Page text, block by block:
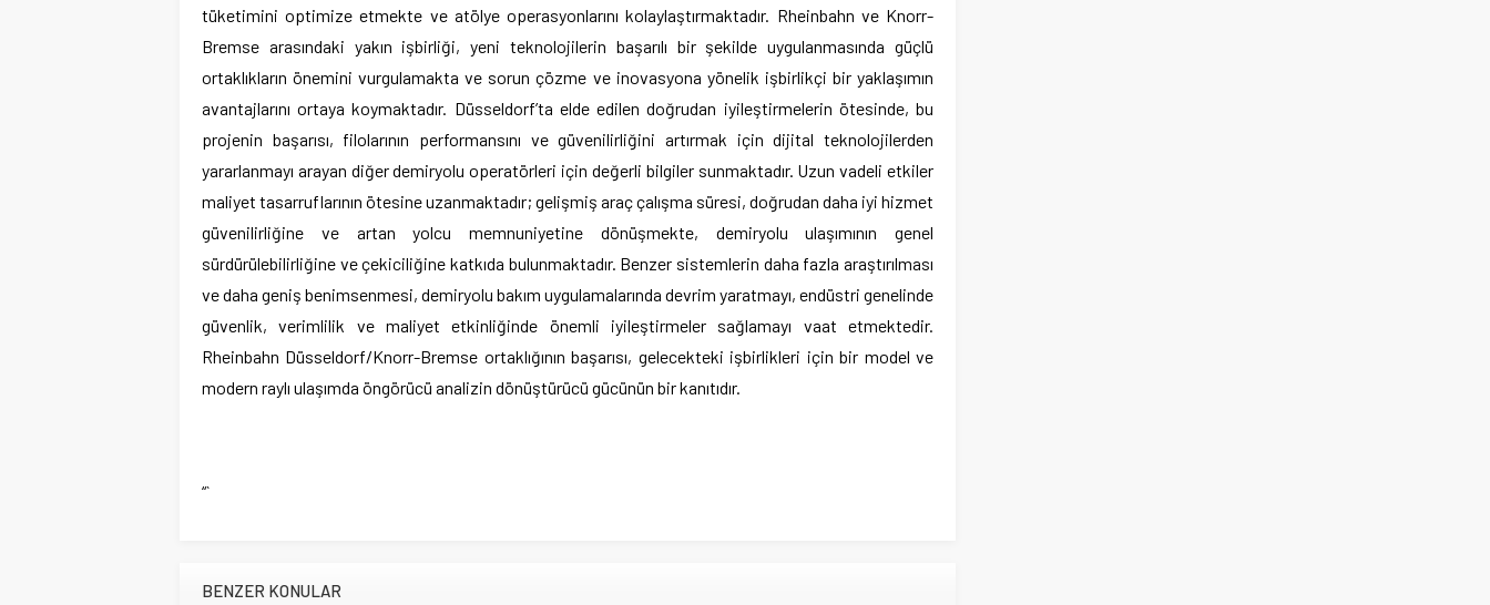
tüketimini optimize etmekte ve atölye operasyonlarını kolaylaştırmaktadır. Rheinbahn ve Knorr-
Bremse arasındaki yakın işbirliği, yeni teknolojilerin başarılı bir şekilde uygulanmasında güçlü
ortaklıkların önemini vurgulamakta ve sorun çözme ve inovasyona yönelik işbirlikçi bir yaklaşımın
avantajlarını ortaya koymaktadır. Düsseldorf’ta elde edilen doğrudan iyileştirmelerin ötesinde, bu
projenin başarısı, filolarının performansını ve güvenilirliğini artırmak için dijital teknolojilerden
yararlanmayı arayan diğer demiryolu operatörleri için değerli bilgiler sunmaktadır. Uzun vadeli etkiler
maliyet tasarruflarının ötesine uzanmaktadır; gelişmiş araç çalışma süresi, doğrudan daha iyi hizmet
güvenilirliğine ve artan yolcu memnuniyetine dönüşmekte, demiryolu ulaşımının genel
sürdürülebilirliğine ve çekiciliğine katkıda bulunmaktadır. Benzer sistemlerin daha fazla araştırılması
ve daha geniş benimsenmesi, demiryolu bakım uygulamalarında devrim yaratmayı, endüstri genelinde
güvenlik, verimlilik ve maliyet etkinliğinde önemli iyileştirmeler sağlamayı vaat etmektedir.
Rheinbahn Düsseldorf/Knorr-Bremse ortaklığının başarısı, gelecekteki işbirlikleri için bir model ve
modern raylı ulaşımda öngörücü analizin dönüştürücü gücünün bir kanıtıdır.
“`
BENZER KONULAR